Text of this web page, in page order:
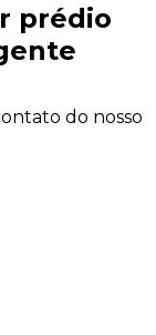
prédio
do nosso